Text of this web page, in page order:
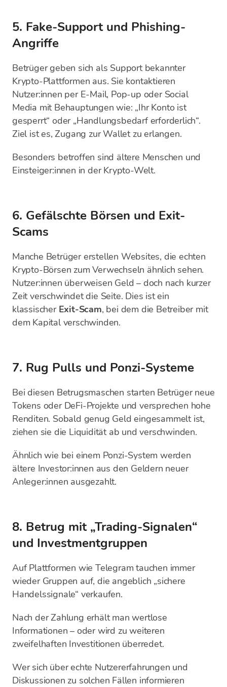
5. Fake-Support und Phishing-
Angriffe
Betrüger geben sich als Support bekannter
Krypto-Plattformen aus. Sie kontaktieren
Nutzer:innen per E-Mail, Pop-up oder Social
Media mit Behauptungen wie: „Ihr Konto ist
gesperrt“ oder „Handlungsbedarf erforderlich“.
Ziel ist es, Zugang zur Wallet zu erlangen.
Besonders betroffen sind ältere Menschen und
Einsteiger:innen in der Krypto-Welt.
6. Gefälschte Börsen und Exit-
Scams
Manche Betrüger erstellen Websites, die echten
Krypto-Börsen zum Verwechseln ähnlich sehen.
Nutzer:innen überweisen Geld – doch nach kurzer
Zeit verschwindet die Seite. Dies ist ein
klassischer Exit-Scam, bei dem die Betreiber mit
dem Kapital verschwinden.
7. Rug Pulls und Ponzi-Systeme
Bei diesen Betrugsmaschen starten Betrüger neue
Tokens oder DeFi-Projekte und versprechen hohe
Renditen. Sobald genug Geld eingesammelt ist,
ziehen sie die Liquidität ab und verschwinden.
Ähnlich wie bei einem Ponzi-System werden
ältere Investor:innen aus den Geldern neuer
Anleger:innen ausgezahlt.
8. Betrug mit „Trading-Signalen“
und Investmentgruppen
Auf Plattformen wie Telegram tauchen immer
wieder Gruppen auf, die angeblich „sichere
Handelssignale“ verkaufen.
Nach der Zahlung erhält man wertlose
Informationen – oder wird zu weiteren
zweifelhaften Investitionen überredet.
Wer sich über echte Nutzererfahrungen und
Diskussionen zu solchen Fällen informieren